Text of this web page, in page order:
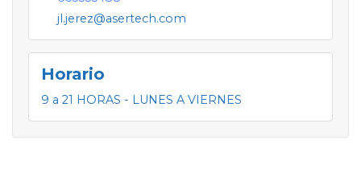
jl.jerez@asertech.com
Horario
9 a 21 HORAS - LUNES A VIERNES